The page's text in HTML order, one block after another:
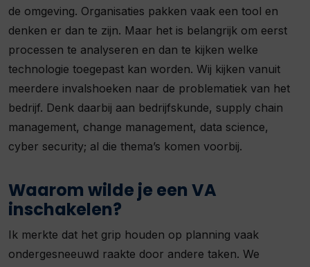
de omgeving. Organisaties pakken vaak een tool en
denken er dan te zijn. Maar het is belangrijk om eerst
processen te analyseren en dan te kijken welke
technologie toegepast kan worden. Wij kijken vanuit
meerdere invalshoeken naar de problematiek van het
bedrijf. Denk daarbij aan bedrijfskunde, supply chain
management, change management, data science,
cyber security; al die thema’s komen voorbij.
Waarom wilde je een VA
inschakelen?
Ik merkte dat het grip houden op planning vaak
ondergesneeuwd raakte door andere taken. We